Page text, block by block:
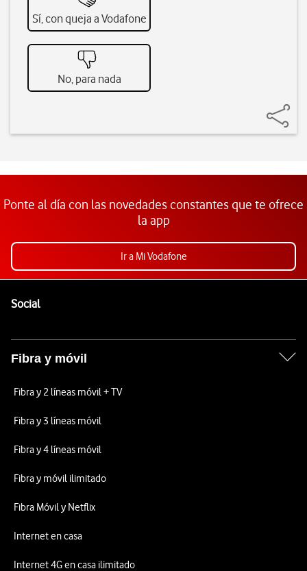
Sí, con queja a Vodafone
No, para nada
Ponte al día con las novedades constantes que te ofrece
la app
Ir a Mi Vodafone
SocialEnlaces a las redes sociales de Vodafone
Fibra y móvil
Fibra y 2 líneas móvil + TV
Fibra y 3 líneas móvil
Fibra y 4 líneas móvil
Fibra y móvil ilimitado
Fibra Móvil y Netflix
Internet en casa
Internet 4G en casa ilimitado